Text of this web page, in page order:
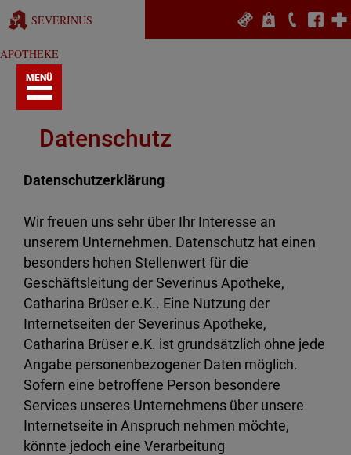
Skip
to
SEVERINUS
APOTHEKE
MENÜ
Datenschutz
Datenschutzerklärung
Wir freuen uns sehr über Ihr Interesse an
unserem Unternehmen. Datenschutz hat einen
besonders hohen Stellenwert für die
Geschäftsleitung der Severinus Apotheke,
Catharina Brüser e.K.. Eine Nutzung der
Internetseiten der Severinus Apotheke,
Catharina Brüser e.K. ist grundsätzlich ohne jede
Angabe personenbezogener Daten möglich.
Sofern eine betroffene Person besondere
Services unseres Unternehmens über unsere
Internetseite in Anspruch nehmen möchte,
könnte jedoch eine Verarbeitung